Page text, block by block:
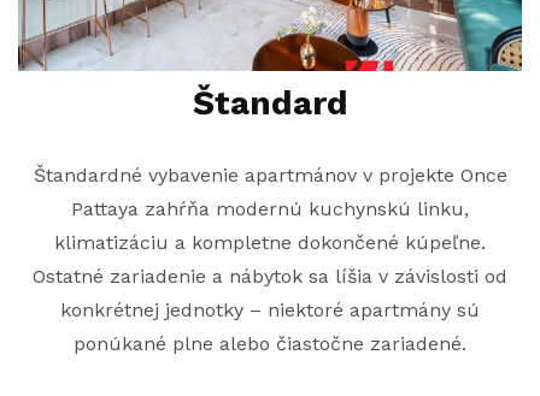
Štandard
Štandardné vybavenie apartmánov v projekte Once
Pattaya zahŕňa modernú kuchynskú linku,
klimatizáciu a kompletne dokončené kúpeľne.
Ostatné zariadenie a nábytok sa líšia v závislosti od
konkrétnej jednotky – niektoré apartmány sú
ponúkané plne alebo čiastočne zariadené.